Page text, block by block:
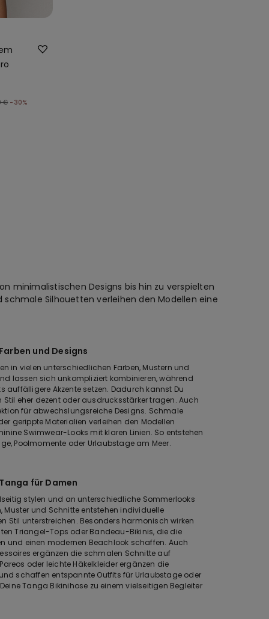
€ -30%
minimalistischen Designs bis hin zu verspielten
Silhouetten verleihen den Modellen eine
und Designs
in vielen unterschiedlichen Farben, Mustern und
lassen sich unkompliziert kombinieren, während
auffälligere Akzente setzen. Dadurch kannst Du
eher dezent oder ausdrucksstärker tragen. Auch
für abwechslungsreiche Designs. Schmale
gerippte Materialien verleihen den Modellen
Swimwear-Looks mit klaren Linien. So entstehen
Poolmomente oder Urlaubstage am Meer.
für Damen
stylen und an unterschiedliche Sommerlooks
Muster und Schnitte entstehen individuelle
Stil unterstreichen. Besonders harmonisch wirken
Triangel-Tops oder Bandeau-Bikinis, die die
und einen modernen Beachlook schaffen. Auch
ergänzen die schmalen Schnitte auf
oder leichte Häkelkleider ergänzen die
schaffen entspannte Outfits für Urlaubstage oder
Tanga Bikinihose zu einem vielseitigen Begleiter